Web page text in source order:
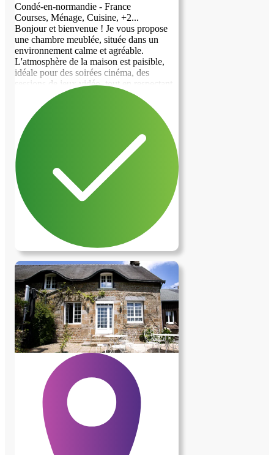
Condé-en-normandie - France
Courses, Ménage, Cuisine, +2...
Bonjour et bienvenue ! Je vous propose
une chambre meublée, située dans un
environnement calme et agréable.
L'atmosphère de la maison est paisible,
idéale pour des soirées cinéma, des
sessions de jeux vidéo, tout en respectant
le rythme de chacun. Un petit chat ainsi
qu'un chien partage également cet espace,
donc c'est parfait si vous êtes amateur
d'animaux ! Ce que je propose : - Une
chambre confortable, équipée d'un lit
double et de rangements. - Accès aux
espaces communs, comprenant la cuisine,
le salon et la salle de bain. - Un cadre
simple, discret et convivial. - La maison
est vieille donc si vous recherchez
quelques choses de récent, neuf, passez
l'annonce Modalités : Je privilégie un
fonctionnement basé sur la solidarité et
l'entraide, plutôt qu'un loyer classique. -
Participation : entre 150€ et 200€ par
mois, dépends des dépenses* (charges
incluses : eau, électricité, internet, etc.) -
Entraide attendue : une petite aide au
quotidien, comme des courses, du
ménage, ou simplement être présent pour
des petits services selon les besoins.
Profils recherchés : Je suis ouvert aux
personnes seules ainsi qu'aux duos ou
couples (préférence pour des profils
féminins pour les duos). Je recherche
quelqu'un de respectueux, propre et facile
à vivre. N'hésitez pas à m'envoyer un
message pour vous présenter, j'ai hâte de
faire votre connaissance !